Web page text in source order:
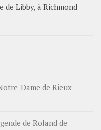
de Libby, à Richmond
Dame de Rieux-
de Roland de